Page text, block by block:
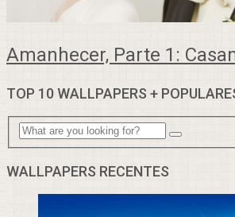
Amanhecer, Parte 1:
TOP 10 WALLPAPERS +
WALLPAPERS RECENTES